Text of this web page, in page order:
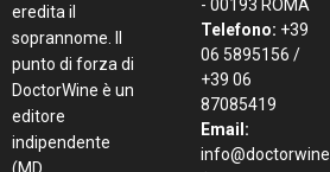
eredita il
soprannome. Il
punto di forza di
DoctorWine è un
editore
indipendente
- 00193 ROMA
Telefono: +39
06 5895156 /
+39 06
87085419
Email:
info@doctorwine